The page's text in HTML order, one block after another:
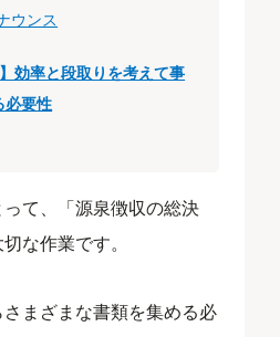
ウンス
効率と段取りを考えて事
必要性
て、「源泉徴収の総決
な作業です。
まざまな書類を集める必